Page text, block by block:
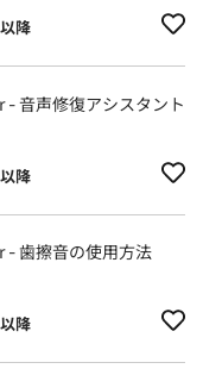
降
音声修復アシスタント
降
歯擦音の使用方法
降